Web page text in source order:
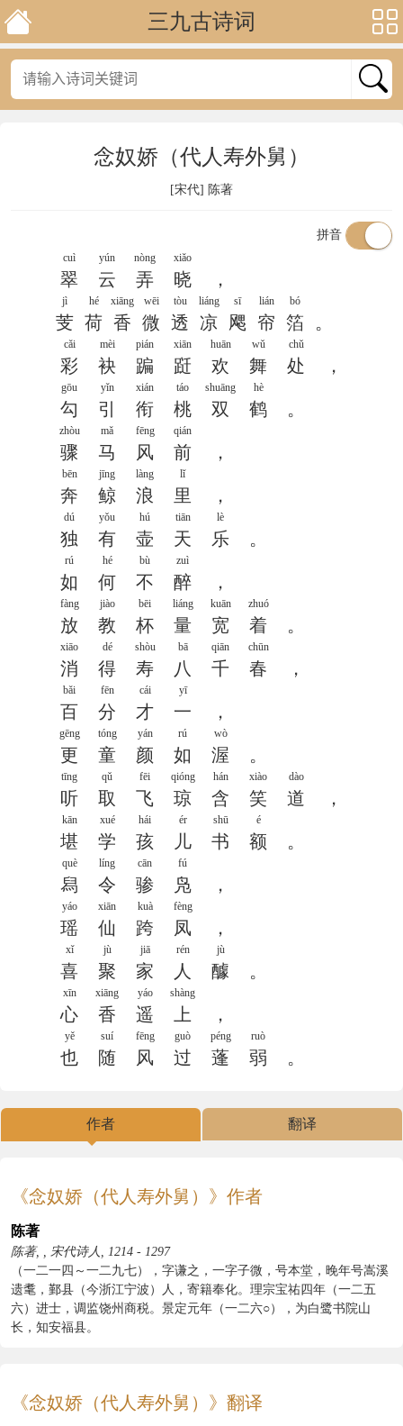
三九古诗词
念奴娇（代人寿外舅）
[宋代] 陈著
拼音
cuì yún nòng xiǎo
翠 云 弄 晓 ，
jì hé xiāng wēi tòu liáng sī lián bó
芰 荷 香 微 透 凉 飔 帘 箔 。
cǎi mèi pián xiān huān wǔ chǔ
彩 袂 蹁 跹 欢 舞 处 ，
gōu yǐn xián táo shuāng hè
勾 引 衔 桃 双 鹤 。
zhòu mǎ fēng qián
骤 马 风 前 ，
bēn jīng làng lǐ
奔 鲸 浪 里 ，
dú yǒu hú tiān lè
独 有 壶 天 乐 。
rú hé bù zuì
如 何 不 醉 ，
fàng jiào bēi liáng kuān zhuó
放 教 杯 量 宽 着 。
xiāo dé shòu bā qiān chūn
消 得 寿 八 千 春 ，
bǎi fēn cái yī
百 分 才 一 ，
gēng tóng yán rú wò
更 童 颜 如 渥 。
tīng qǔ fēi qióng hán xiào dào
听 取 飞 琼 含 笑 道 ，
kān xué hái ér shū é
堪 学 孩 儿 书 额 。
què líng cān fú
舄 令 骖 凫 ，
yáo xiān kuà fèng
瑶 仙 跨 凤 ，
xǐ jù jiā rén jù
喜 聚 家 人 醵 。
xīn xiāng yáo shàng
心 香 遥 上 ，
yě suí fēng guò péng ruò
也 随 风 过 蓬 弱 。
作者 翻译
《念奴娇（代人寿外舅）》作者
陈著
陈著, , 宋代诗人, 1214 - 1297
（一二一四～一二九七），字谦之，一字子微，号本堂，晚年号嵩溪
遗耄，鄞县（今浙江宁波）人，寄籍奉化。理宗宝祐四年（一二五
六）进士，调监饶州商税。景定元年（一二六○），为白鹭书院山
长，知安福县。
《念奴娇（代人寿外舅）》翻译